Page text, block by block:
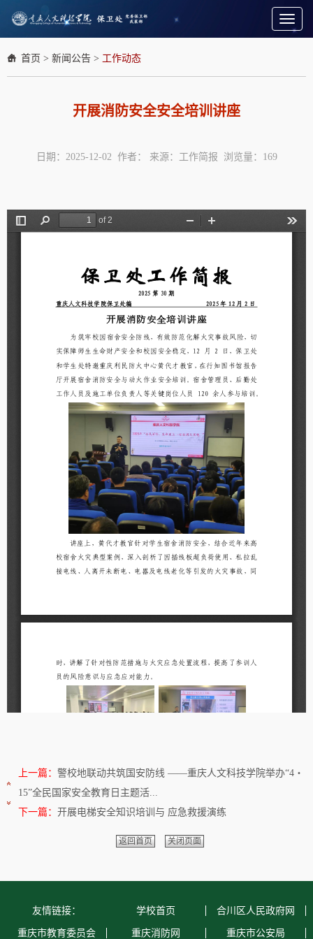
Toggle
首页 > 新闻公告 > 工作动态
开展消防安全安全培训讲座
日期：2025-12-02 作者： 来源：工作简报 浏览量： 169
上一篇： 警校地联动共筑国安防线 ——重庆人文科技学院举办“4・
15”全民国家安全教育日主题活...
下一篇： 开展电梯安全知识培训与 应急救援演练
返回首页 关闭页面
友情链接： 学校首页 合川区人民政府网
重庆市教育委员会 重庆消防网 重庆市公安局